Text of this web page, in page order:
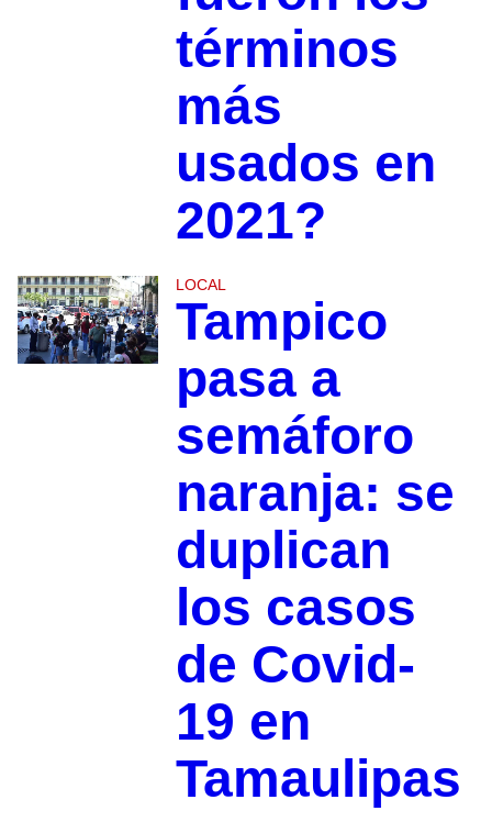
términos
más
usados en
2021?
LOCAL
Tampico
pasa a
semáforo
naranja: se
duplican
los casos
de Covid-
19 en
Tamaulipas